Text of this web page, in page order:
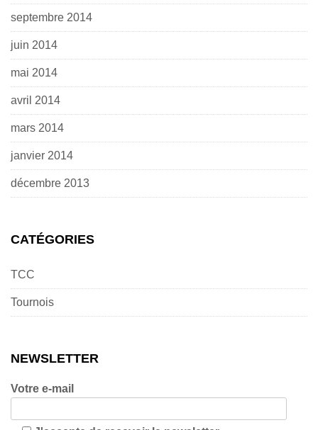
septembre 2014
juin 2014
mai 2014
avril 2014
mars 2014
janvier 2014
décembre 2013
CATÉGORIES
TCC
Tournois
NEWSLETTER
Votre e-mail